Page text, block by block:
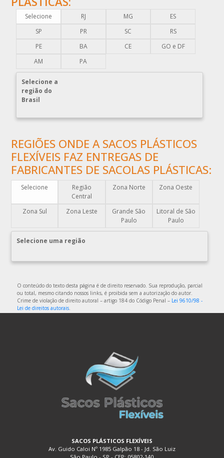
COMERCIO DE EMBALAGENS PLÁSTICAS
COMPRAR ENVELOPE PLÁSTICO CORREIOS
COMPRAR ENVELOPE PLÁSTICO DE CORREIO
COMPRAR ENVELOPE PLÁSTICO DE SEGURANÇA
COMPRAR PLÁSTICO BOLHA
COMPRAR SACOLAS PLÁSTICAS
COMPRAR SACOLAS PLÁSTICAS DIRETO DA FABRICA
COMPRAR SACOLAS PLÁSTICAS PERSONALIZADAS
COMPRAR SACOS PLÁSTICOS
DISTRIBUIDOR DE EMBALAGENS PLÁSTICAS
DISTRIBUIDORA DE EMBALAGENS PLÁSTICAS
DISTRIBUIDORA DE SACOLAS PLÁSTICAS
EMBALAGEM DE PLÁSTICO FLEXÍVEL
EMBALAGEM DE PLÁSTICO FLEXÍVEL TRANSPARENTE
EMBALAGEM DE PLÁSTICO FLEXÍVEL TRANSPARENTE
EMBALAGEM DE PLÁSTICO TRANSPARENTE
EMBALAGEM DE PLÁSTICO TRANSPARENTE COM DIVISÓRIAS
EMBALAGEM DE PLÁSTICO TRANSPARENTE FLEXÍVEL
EMBALAGEM DE SACO PLÁSTICO
EMBALAGEM PLÁSTICA BOLHA
EMBALAGEM PLÁSTICA COEXTRUSADA
Selecione RJ MG
ES
SP
PR SC
RS
PE
BA CE
GO e DF
AM
PA
Selecione a
região do
Brasil
REGIÕES ONDE A SACOS PLÁSTICOS
FLEXÍVEIS FAZ ENTREGAS DE
FABRICANTES DE SACOLAS PLÁSTICAS:
Selecione
Região
Central
Zona Norte Zona Oeste
Zona Sul Zona Leste
Grande São
Paulo
Litoral de São
Paulo
Selecione uma região
O conteúdo do texto desta página é de direito reservado. Sua reprodução, parcial
ou total, mesmo citando nossos links, é proibida sem a autorização do autor.
Crime de violação de direito autoral – artigo 184 do Código Penal – Lei 9610/98 -
Lei de direitos autorais.
SACOS PLÁSTICOS FLEXÍVEIS
Av. Guido Caloi Nº 1985 Galpão 18 - Jd. São Luiz